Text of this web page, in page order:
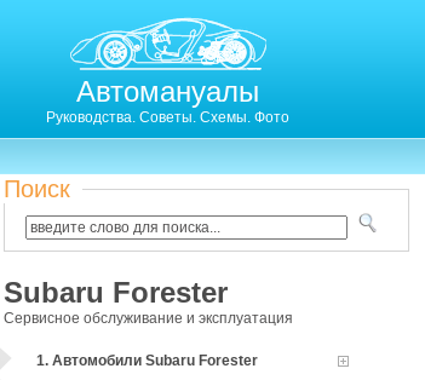
Автомануалы
Руководства. Советы. Схемы. Фото
Поиск
Subaru Forester
Сервисное обслуживание и эксплуатация
1. Автомобили Subaru Forester